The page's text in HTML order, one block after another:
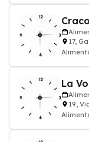
17,
La
19,